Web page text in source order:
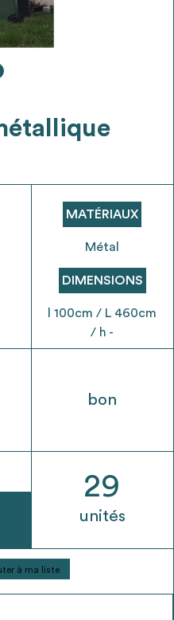
intéressants à "
liste
sa liste de manifestation
pour les matériaux
comme un outil d’aide à la
de projet
afin d’obtenir plus de
sur les modalités et
de récupérations
à sa liste et son envoi ne
MATÉRIAUX
Métal
DIMENSIONS
l 100cm / L 460cm
/ h -
bon
29
unités
à ma liste